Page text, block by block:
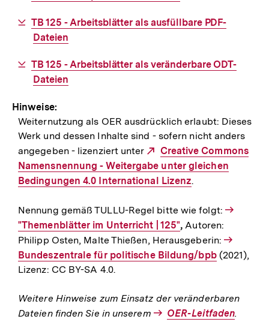
Download-
Link:
TB 125 - Arbeitsblätter als ausfüllbare PDF-
Dateien
Download-
Link:
TB 125 - Arbeitsblätter als veränderbare ODT-
Dateien
Hinweise:
Weiternutzung als OER ausdrücklich erlaubt: Dieses
Werk und dessen Inhalte sind - sofern nicht anders
angegeben - lizenziert unter
Externer
Link:
Creative Commons
Namensnennung - Weitergabe unter gleichen
Bedingungen 4.0 International Lizenz.
Nennung gemäß TULLU-Regel bitte wie folgt:
Interner
Link:
"Themenblätter im Unterricht | 125", Autoren:
Philipp Osten, Malte Thießen, Herausgeberin:
Link:
Bundeszentrale für politische Bildung/bpb(2021),
Lizenz: CC BY-SA 4.0.
Weitere Hinweise zum Einsatz der veränderbaren
Dateien finden Sie in unserem
Interner
OER-Leitfaden.